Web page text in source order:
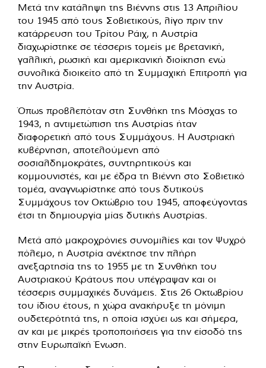
Μετά την κατάληψη της Βιέννης στις 13 Απριλίου
του 1945 από τους Σοβιετικούς, λίγο πριν την
κατάρρευση του Τρίτου Ράιχ, η Αυστρία
διαχωρίστηκε σε τέσσερις τομείς με βρετανική,
γαλλική, ρωσική και αμερικανική διοίκηση ενώ
συνολικά διοικείτο από τη Συμμαχική Επιτροπή για
την Αυστρία.
Όπως προβλεπόταν στη Συνθήκη της Μόσχας το
1943, η αντιμετώπιση της Αυστρίας ήταν
διαφορετική από τους Συμμάχους. Η Αυστριακή
κυβέρνηση, αποτελούμενη από
σοσιαλδημοκράτες, συντηρητικούς και
κομμουνιστές, και με έδρα τη Βιέννη στο Σοβιετικό
τομέα, αναγνωρίστηκε από τους δυτικούς
Συμμάχους τον Οκτώβριο του 1945, αποφεύγοντας
έτσι τη δημιουργία μίας δυτικής Αυστρίας.
Μετά από μακροχρόνιες συνομιλίες και τον Ψυχρό
πόλεμο, η Αυστρία ανέκτησε την πλήρη
ανεξαρτησία της το 1955 με τη Συνθήκη του
Αυστριακού Κράτους που υπέγραψαν και οι
τέσσερις συμμαχικές δυνάμεις. Στις 26 Οκτωβρίου
του ίδιου έτους, η χώρα ανακήρυξε τη μόνιμη
ουδετερότητά της, η οποία ισχύει ως και σήμερα,
αν και με μικρές τροποποιήσεις για την είσοδό της
στην Ευρωπαϊκή Ένωση.